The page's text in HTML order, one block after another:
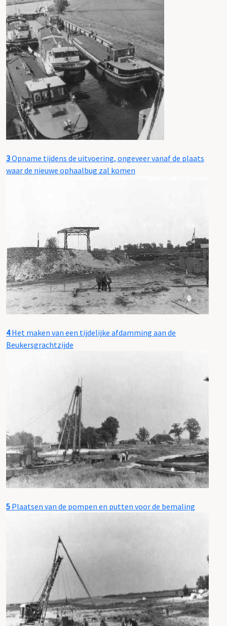
3Opname tijdens de uitvoering, ongeveer vanaf de plaats
waar de nieuwe ophaalbug zal komen
4Het maken van een tijdelijke afdamming aan de
Beukersgrachtzijde
5 Plaatsen van de pompen en putten voor de bemaling